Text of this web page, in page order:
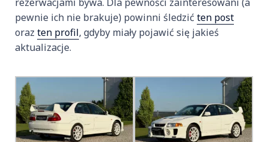
pewnie ich nie brakuje) powinni śledzić ten post
oraz ten profil, gdyby miały pojawić się jakieś
aktualizacje.